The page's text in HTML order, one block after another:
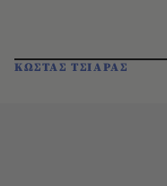
ΚΩΣΤΑΣ ΤΣΙΑΡΑΣ